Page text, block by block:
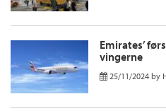
Emirates’
vingerne
25/11/2024 by